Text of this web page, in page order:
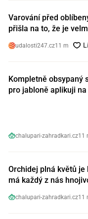
Varování před
přišla na to, že je
udalosti247.cz11 m
Kompletně obsypaný
pro jabloně aplikuji
chalupari-zahradkari.cz11
Orchidej plná květů
má každý z nás
chalupari-zahradkari.cz11